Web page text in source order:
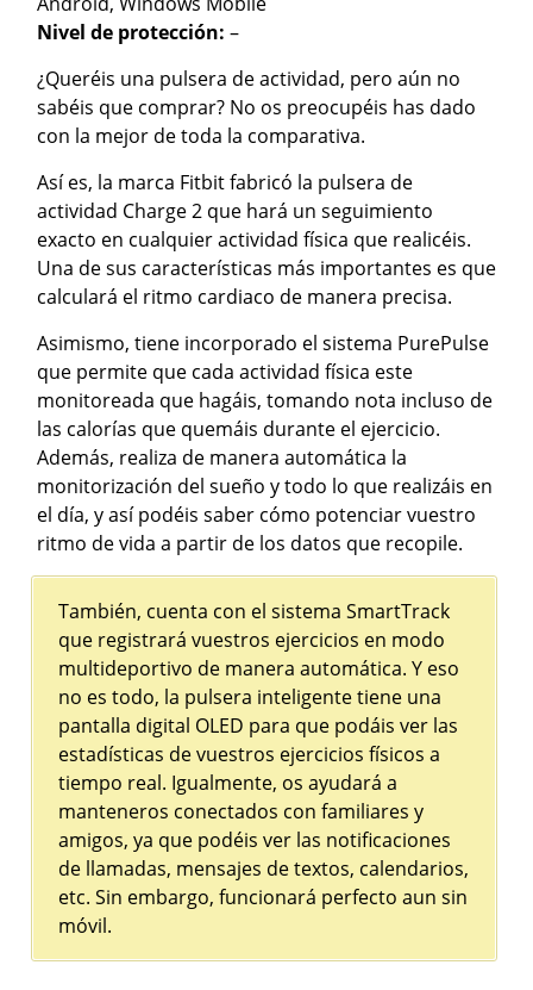
Nivel de protección:–
¿Queréis una pulsera de actividad, pero aún no
sabéis que comprar? No os preocupéis has dado
con la mejor de toda la comparativa.
Así es, la marca Fitbit fabricó la pulsera de
actividad Charge 2 que hará un seguimiento
exacto en cualquier actividad física que realicéis.
Una de sus características más importantes es que
calculará el ritmo cardiaco de manera precisa.
Asimismo, tiene incorporado el sistema PurePulse
que permite que cada actividad física este
monitoreada que hagáis, tomando nota incluso de
las calorías que quemáis durante el ejercicio.
Además, realiza de manera automática la
monitorización del sueño y todo lo que realizáis en
el día, y así podéis saber cómo potenciar vuestro
ritmo de vida a partir de los datos que recopile.
También, cuenta con el sistema SmartTrack
que registrará vuestros ejercicios en modo
multideportivo de manera automática. Y eso
no es todo, la pulsera inteligente tiene una
pantalla digital OLED para que podáis ver las
estadísticas de vuestros ejercicios físicos a
tiempo real. Igualmente, os ayudará a
manteneros conectados con familiares y
amigos, ya que podéis ver las notificaciones
de llamadas, mensajes de textos, calendarios,
etc. Sin embargo, funcionará perfecto aun sin
móvil.